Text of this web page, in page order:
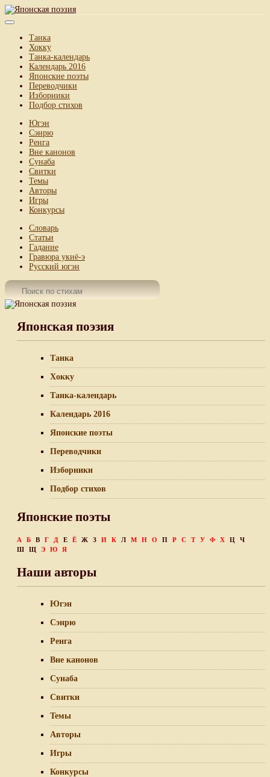
Танка
Хокку
Танка-календарь
Календарь 2016
Японские поэты
Переводчики
Изборники
Подбор стихов
Югэн
Сэнрю
Ренга
Вне канонов
Сунаба
Свитки
Темы
Авторы
Игры
Конкурсы
Словарь
Статьи
Гадание
Гравюра укиё-э
Русский югэн
Японская поэзия
Танка
Хокку
Танка-календарь
Календарь 2016
Японские поэты
Переводчики
Изборники
Подбор стихов
Японские поэты
А Б В Г Д Е Ё Ж З И К Л М Н О П Р С Т У Ф Х Ц
Ч
Ш
Щ Э Ю Я
Наши авторы
Югэн
Сэнрю
Ренга
Вне канонов
Сунаба
Свитки
Темы
Авторы
Игры
Конкурсы